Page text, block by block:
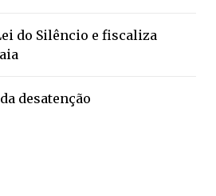
do Silêncio e fiscaliza
desatenção